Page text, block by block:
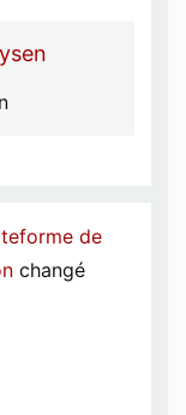
de
changé